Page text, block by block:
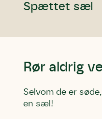
Spættet sæl
Rør aldrig
Selvom de er
en sæl!